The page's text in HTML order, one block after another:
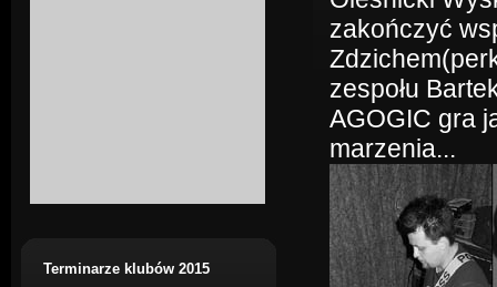
Terminarze klubów 2015
zakończyć
zespołu
AGOGIC gra
marzenia...